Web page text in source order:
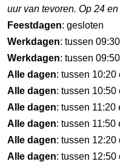
uur van tevoren. Op 24
Feestdagen: gesloten
Werkdagen: tussen
Werkdagen: tussen
Alle dagen: tussen 10:20
Alle dagen: tussen 10:50
Alle dagen: tussen 11:20
Alle dagen: tussen 11:50
Alle dagen: tussen 12:20
Alle dagen: tussen 12:50